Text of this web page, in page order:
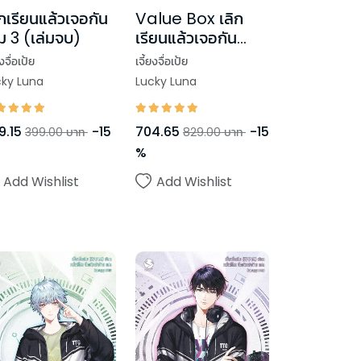
เรียนแล้วเจอกัน
3 (เล่มจบ)
จื่อเป้ย
Luna
399.00 บาท -15
Add Wishlist
Value Box เลิก
เรียนแล้วเจอกัน
(เล่ม 3 + Box)
เจี้ยงจื่อเป้ย
Lucky Luna
704.65 829.00 บาท -15
%
Add Wishlist